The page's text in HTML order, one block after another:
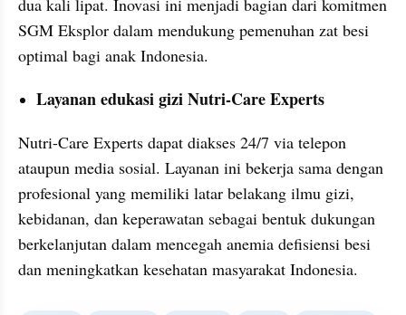
dua kali lipat. Inovasi ini menjadi bagian dari komitmen
SGM Eksplor dalam mendukung pemenuhan zat besi
optimal bagi anak Indonesia.
Layanan edukasi gizi Nutri-Care Experts
Nutri-Care Experts dapat diakses 24/7 via telepon
ataupun media sosial. Layanan ini bekerja sama dengan
profesional yang memiliki latar belakang ilmu gizi,
kebidanan, dan keperawatan sebagai bentuk dukungan
berkelanjutan dalam mencegah anemia defisiensi besi
dan meningkatkan kesehatan masyarakat Indonesia.